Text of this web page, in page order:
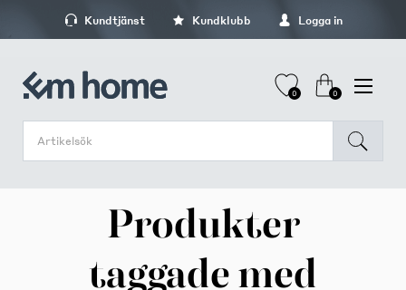
Kundtjänst Kundklubb Logga in
0 0
Produkter
taggade med